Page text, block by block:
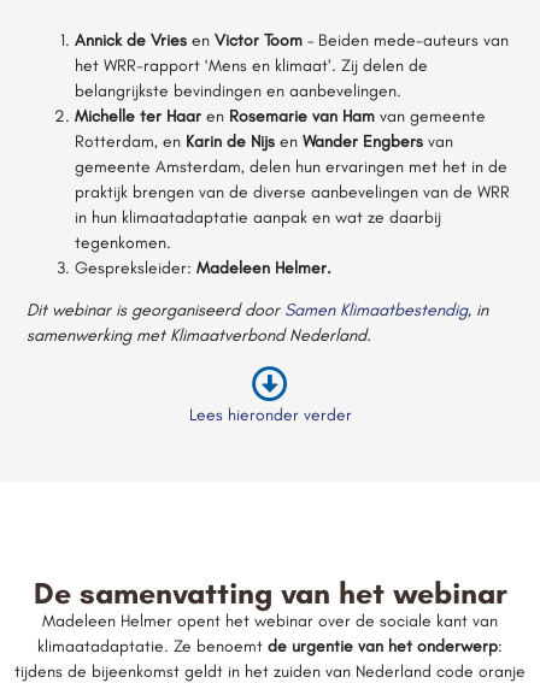
Annick de Vries enVictor Toom– Beiden mede-auteurs van
het WRR-rapport ‘Mens en klimaat’. Zij delen de
belangrijkste bevindingen en aanbevelingen.
Michelle ter Haar en Rosemarie van Ham van gemeente
Rotterdam, en Karin de Nijs enWander Engbers van
gemeente Amsterdam, delen hun ervaringen met het in de
praktijk brengen van de diverse aanbevelingen van de WRR
in hun klimaatadaptatie aanpak en wat ze daarbij
tegenkomen.
Gespreksleider:Madeleen Helmer.
Dit webinar is georganiseerd door Samen Klimaatbestendig, in
samenwerking met Klimaatverbond Nederland.
Lees hieronder verder
De samenvatting van het webinar
Madeleen Helmer opent het webinar over de sociale kant van
klimaatadaptatie. Ze benoemt de urgentie van het onderwerp:
tijdens de bijeenkomst geldt in het zuiden van Nederland code oranje